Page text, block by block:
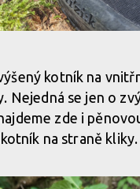
tkanic kryje suchý
tkanic kryje suchý
tkanic kryje suchý zip
trochu excentricky
kotník na
Nejedná se jen o
zde i
na straně kliky.